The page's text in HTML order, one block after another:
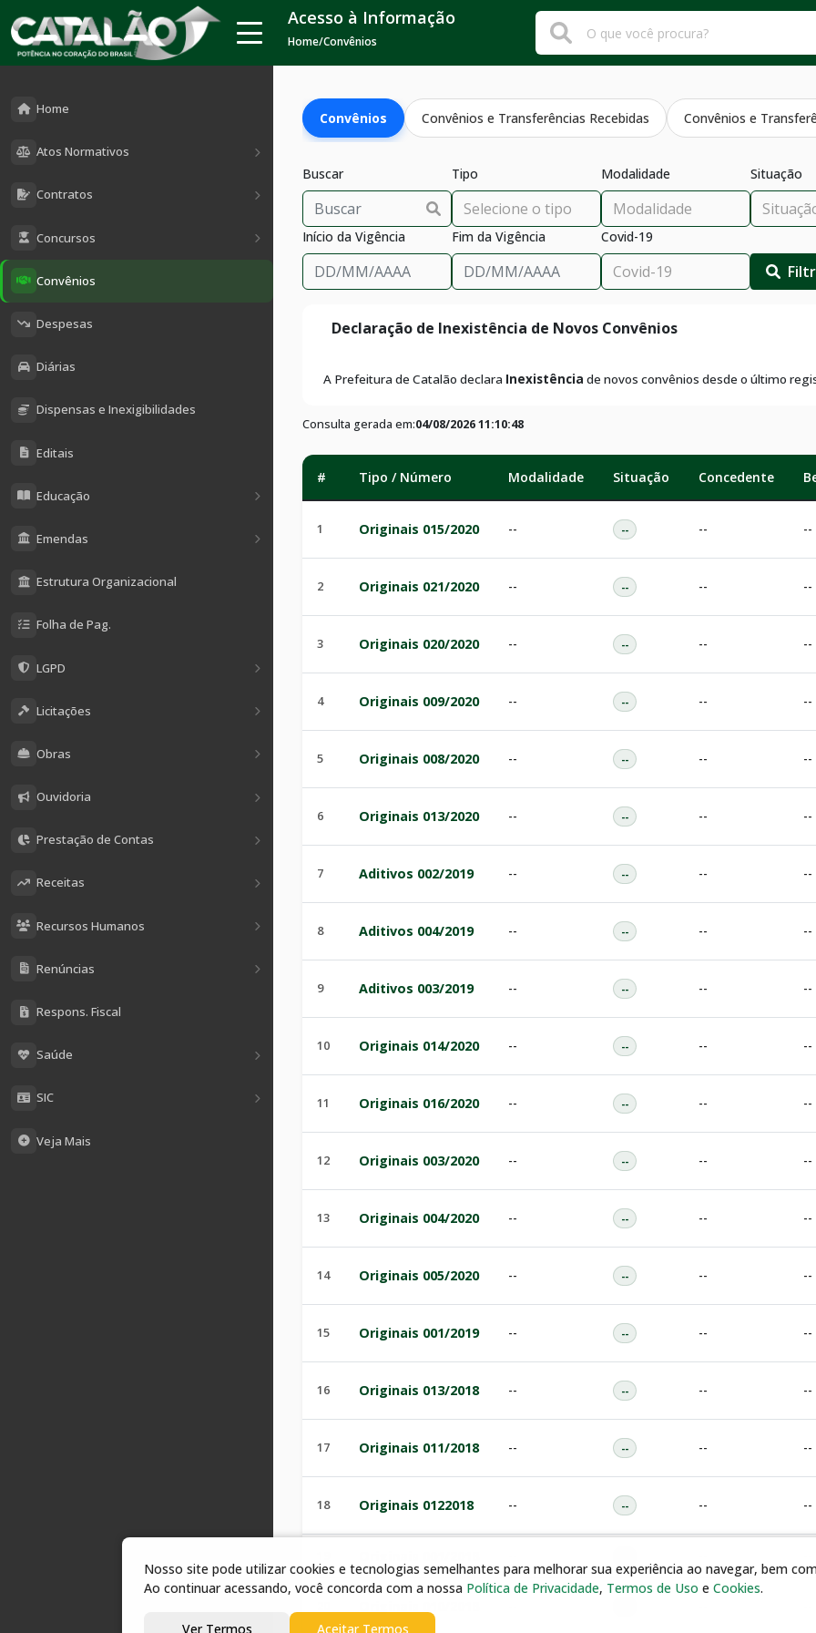
Home
Atos Normativos
Contratos
Concursos
Convênios
Despesas
Diárias
Dispensas e Inexigibilidades
Editais
Educação
Emendas
Estrutura Organizacional
Folha de Pag.
LGPD
Licitações
Obras
Ouvidoria
Prestação de Contas
Receitas
Recursos Humanos
Renúncias
Respons. Fiscal
Saúde
SIC
Veja Mais
Acesso à Informação
Home/Convênios
Convênios Convênios e Transferências Recebidas Convênios e
Buscar Tipo Modalidade Situação
Início da Vigência Fim da Vigência Covid-19
Declaração de Inexistência de Novos Convênios
A Prefeitura de Catalão declara Inexistência de novos convênios desde o último
Consulta gerada em:04/08/2026 11:10:48
# Tipo / Número Modalidade Situação Concedente
1 Originais 015/2020 -- -- -- --
2 Originais 021/2020 -- -- -- --
3 Originais 020/2020 -- -- -- --
4 Originais 009/2020 -- -- -- --
5 Originais 008/2020 -- -- -- --
6 Originais 013/2020 -- -- -- --
7 Aditivos 002/2019 -- -- -- --
8 Aditivos 004/2019 -- -- -- --
9 Aditivos 003/2019 -- -- -- --
10 Originais 014/2020 -- -- -- --
11 Originais 016/2020 -- -- -- --
12 Originais 003/2020 -- -- -- --
13 Originais 004/2020 -- -- -- --
14 Originais 005/2020 -- -- -- --
15 Originais 001/2019 -- -- -- --
16 Originais 013/2018 -- -- -- --
17 Originais 011/2018 -- -- -- --
18 Originais 0122018 -- -- -- --
Nosso site pode utilizar cookies e tecnologias semelhantes para melhorar sua experiência ao navegar, bem
Ao continuar acessando, você concorda com a nossa Política de Privacidade, Termos de Uso eCookies.
Ver Termos Aceitar Termos